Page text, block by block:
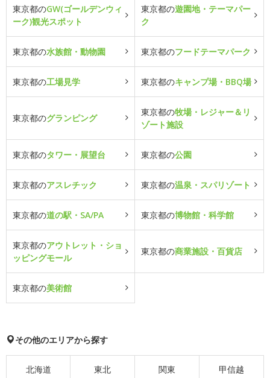
東京都のGW(ゴールデンウィ
ーク)観光スポット
東京都の遊園地・テーマパー
ク
東京都の水族館・動物園 東京都のフードテーマパーク
東京都の工場見学 東京都のキャンプ場・BBQ場
東京都のグランピング
東京都の牧場・レジャー＆リ
ゾート施設
東京都のタワー・展望台 東京都の公園
東京都のアスレチック 東京都の温泉・スパリゾート
東京都の道の駅・SA/PA 東京都の博物館・科学館
東京都のアウトレット・ショ
ッピングモール
東京都の商業施設・百貨店
東京都の美術館
その他のエリアから探す
北海道 東北 関東 甲信越